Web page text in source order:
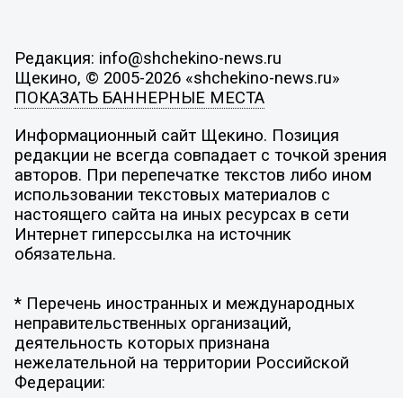
Редакция: info@shchekino-news.ru
Щекино, © 2005-2026 «shchekino-news.ru»
ПОКАЗАТЬ БАННЕРНЫЕ МЕСТА
Информационный сайт Щекино. Позиция
редакции не всегда совпадает с точкой зрения
авторов. При перепечатке текстов либо ином
использовании текстовых материалов с
настоящего сайта на иных ресурсах в сети
Интернет гиперссылка на источник
обязательна.
* Перечень иностранных и международных
неправительственных организаций,
деятельность которых признана
нежелательной на территории Российской
Федерации: